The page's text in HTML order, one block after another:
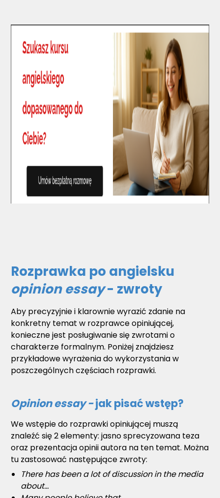
Rozprawka po angielsku
opinion essay- zwroty
Aby precyzyjnie i klarownie wyrazić zdanie na
konkretny temat w rozprawce opiniującej,
konieczne jest posługiwanie się zwrotami o
charakterze formalnym. Poniżej znajdziesz
przykładowe wyrażenia do wykorzystania w
poszczególnych częściach rozprawki.
Opinion essay -jak pisać wstęp?
We wstępie do rozprawki opiniującej muszą
znaleźć się 2 elementy: jasno sprecyzowana teza
oraz prezentacja opinii autora na ten temat. Można
tu zastosować następujące zwroty:
There has been a lot of discussion in the media
about...